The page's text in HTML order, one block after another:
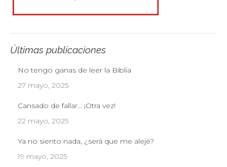
Últimas publicaciones
No tengo ganas de leer la Biblia
27 mayo, 2025
Cansado de fallar… ¡Otra vez!
22 mayo, 2025
Ya no siento nada, ¿será que me alejé?
19 mayo, 2025